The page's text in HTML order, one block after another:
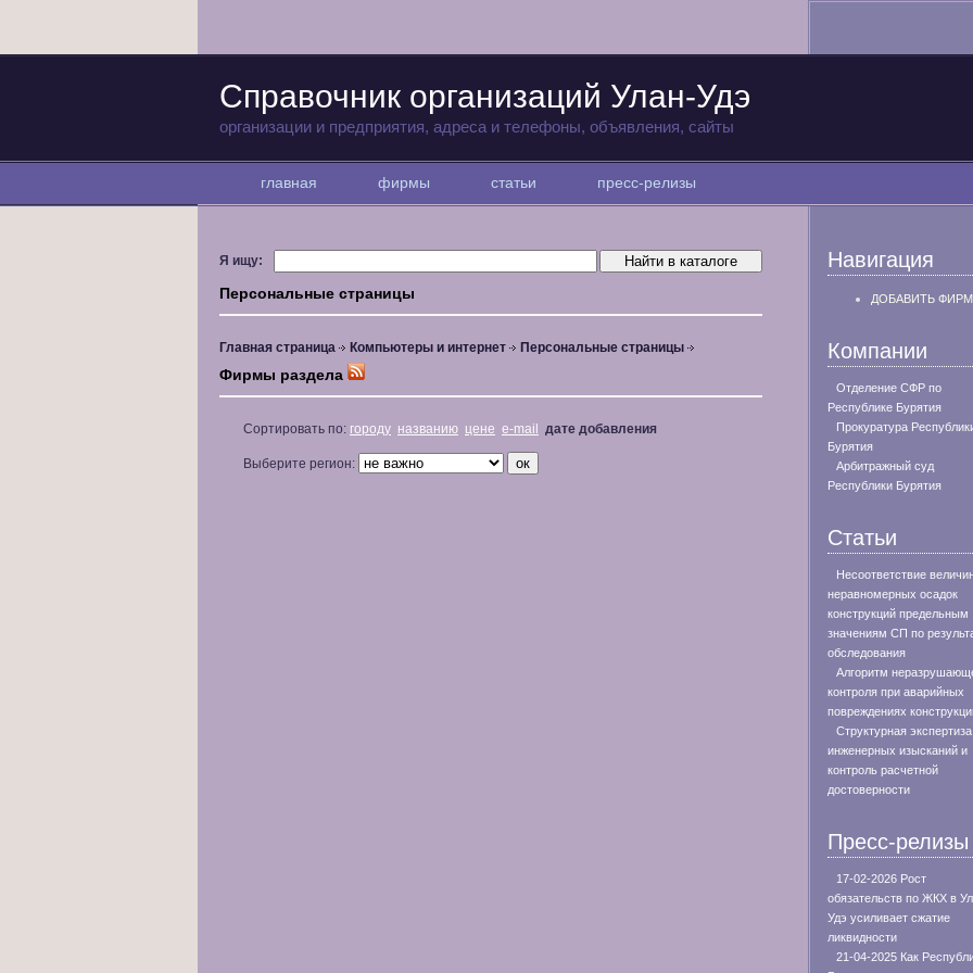
Справочник организаций Улан-Удэ
организации и предприятия, адреса и телефоны, объявления, сайты
главная фирмы статьи пресс-релизы
Я ищу:
Персональные страницы
Главная страница Компьютеры и интернет Персональные страницы
Фирмы раздела
Сортировать по: городу названию цене e-mail дате добавления
Выберите регион:
Навигация
ДОБАВИТЬ
Компании
Отделение СФР по
Республике Бурятия
Прокуратура
Бурятия
Арбитражный суд
Республики Бурятия
Статьи
Несоответствие
неравномерных осадок
конструкций предельным
значениям СП по
обследования
Алгоритм
контроля при аварийных
повреждениях
Структурная экспертиза
инженерных изысканий и
контроль расчетной
достоверности
Пресс-релизы
17-02-2026 Рост
обязательств по ЖКХ в
Удэ усиливает сжатие
ликвидности
21-04-2025 Как